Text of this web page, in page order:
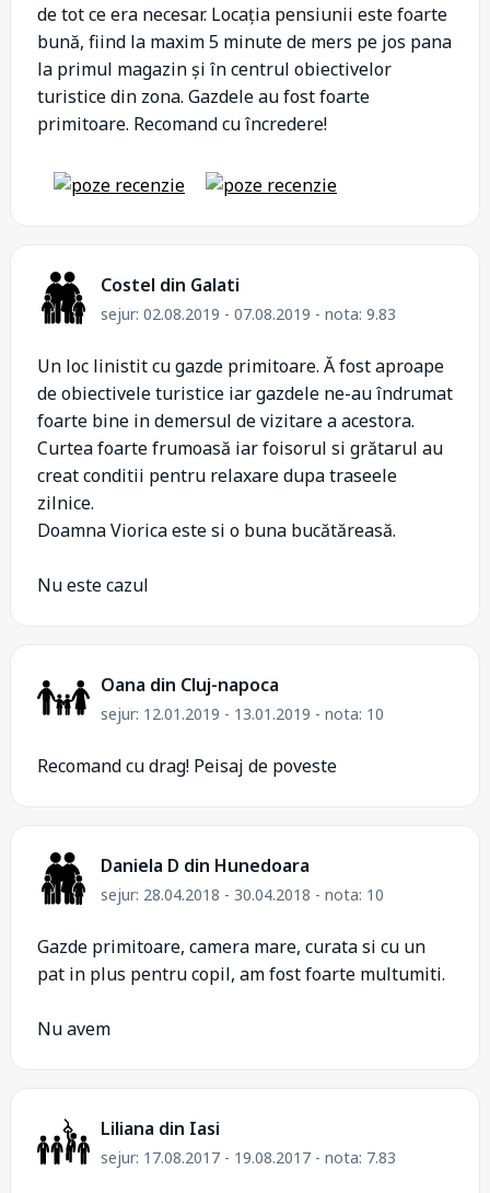
de tot ce era necesar. Locația pensiunii este foarte
bună, fiind la maxim 5 minute de mers pe jos pana
la primul magazin și în centrul obiectivelor
turistice din zona. Gazdele au fost foarte
primitoare. Recomand cu încredere!
Costel din Galati
sejur: 02.08.2019 - 07.08.2019 - nota: 9.83
Un loc linistit cu gazde primitoare. Ă fost aproape
de obiectivele turistice iar gazdele ne-au îndrumat
foarte bine in demersul de vizitare a acestora.
Curtea foarte frumoasă iar foisorul si grătarul au
creat conditii pentru relaxare dupa traseele
zilnice.
Doamna Viorica este si o buna bucătăreasă.
Nu este cazul
Oana din Cluj-napoca
sejur: 12.01.2019 - 13.01.2019 - nota: 10
Recomand cu drag! Peisaj de poveste
Daniela D din Hunedoara
sejur: 28.04.2018 - 30.04.2018 - nota: 10
Gazde primitoare, camera mare, curata si cu un
pat in plus pentru copil, am fost foarte multumiti.
Nu avem
Liliana din Iasi
sejur: 17.08.2017 - 19.08.2017 - nota: 7.83